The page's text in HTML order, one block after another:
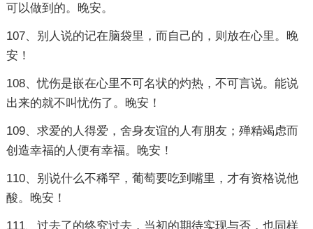
可以做到的。晚安。
107、别人说的记在脑袋里，而自己的，则放在心里。晚
安！
108、忧伤是嵌在心里不可名状的灼热，不可言说。能说
出来的就不叫忧伤了。晚安！
109、求爱的人得爱，舍身友谊的人有朋友；殚精竭虑而
创造幸福的人便有幸福。晚安！
110、别说什么不稀罕，葡萄要吃到嘴里，才有资格说他
酸。晚安！
111、过去了的终究过去，当初的期待实现与否，也同样